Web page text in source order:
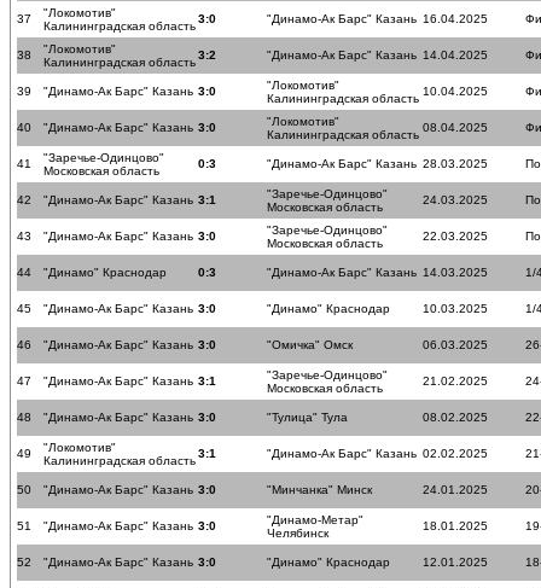
37
"Локомотив"
Калининградская область
3:0 "Динамо-Ак Барс" Казань 16.04.2025
38
"Локомотив"
Калининградская область
3:2 "Динамо-Ак Барс" Казань 14.04.2025
39 "Динамо-Ак Барс" Казань 3:0
"Локомотив"
Калининградская область
10.04.2025
40 "Динамо-Ак Барс" Казань 3:0
"Локомотив"
Калининградская область
08.04.2025
41
"Заречье-Одинцово"
Московская область
0:3 "Динамо-Ак Барс" Казань 28.03.2025
42 "Динамо-Ак Барс" Казань 3:1
"Заречье-Одинцово"
Московская область
24.03.2025
43 "Динамо-Ак Барс" Казань 3:0
"Заречье-Одинцово"
Московская область
22.03.2025
44 "Динамо" Краснодар 0:3 "Динамо-Ак Барс" Казань 14.03.2025 1/
45 "Динамо-Ак Барс" Казань 3:0 "Динамо" Краснодар 10.03.2025 1/
46 "Динамо-Ак Барс" Казань 3:0 "Омичка" Омск 06.03.2025
47 "Динамо-Ак Барс" Казань 3:1
"Заречье-Одинцово"
Московская область
21.02.2025
48 "Динамо-Ак Барс" Казань 3:0 "Тулица" Тула 08.02.2025
49
"Локомотив"
Калининградская область
3:1 "Динамо-Ак Барс" Казань 02.02.2025
50 "Динамо-Ак Барс" Казань 3:0 "Минчанка" Минск 24.01.2025
51 "Динамо-Ак Барс" Казань 3:0
"Динамо-Метар"
Челябинск
18.01.2025
52 "Динамо-Ак Барс" Казань 3:0 "Динамо" Краснодар 12.01.2025